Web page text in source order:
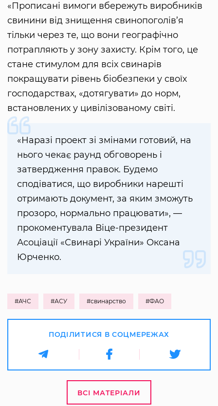
«Прописані вимоги вбережуть виробників
свинини від знищення свинопоголів’я
тільки через те, що вони географічно
потрапляють у зону захисту. Крім того, це
стане стимулом для всіх свинарів
покращувати рівень біобезпеки у своїх
господарствах, «дотягувати» до норм,
встановлених у цивілізованому світі.
«Наразі проект зі змінами готовий, на
нього чекає раунд обговорень і
затвердження правок. Будемо
сподіватися, що виробники нарешті
отримають документ, за яким зможуть
прозоро, нормально працювати», —
прокоментувала Віце-президент
Асоціації «Свинарі України» Оксана
Юрченко.
#АЧС #АСУ #свинарство #ФАО
ПОДІЛИТИСЯ В СОЦМЕРЕЖАХ
ВСІ МАТЕРІАЛИ